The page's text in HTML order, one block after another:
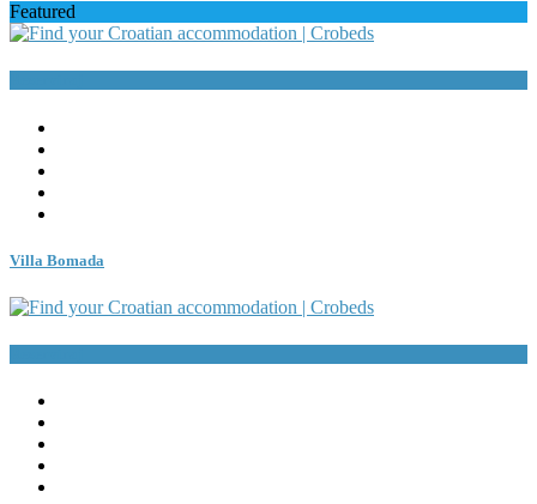
Featured
Villa Bomada